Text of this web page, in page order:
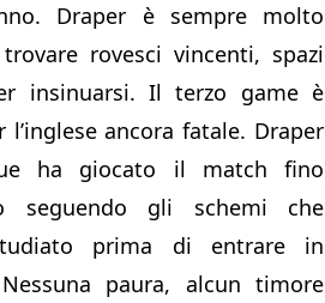
Draper è sempre molto
rovesci vincenti, spazi
insinuarsi. Il terzo game è
l’inglese ancora fatale. Draper
ha giocato il match fino
seguendo gli schemi che
prima di entrare in
paura, alcun timore